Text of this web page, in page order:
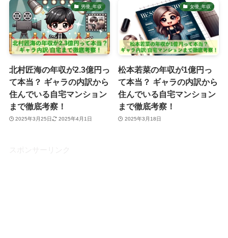
男優_年収
北村匠海の年収が2.3億円っ
て本当？ ギャラの内訳から
住んでいる自宅マンション
まで徹底考察！
2025年3月25日 2025年4月1日
女優_年収
松本若菜の年収が1億円っ
て本当？ ギャラの内訳から
住んでいる自宅マンション
まで徹底考察！
2025年3月18日